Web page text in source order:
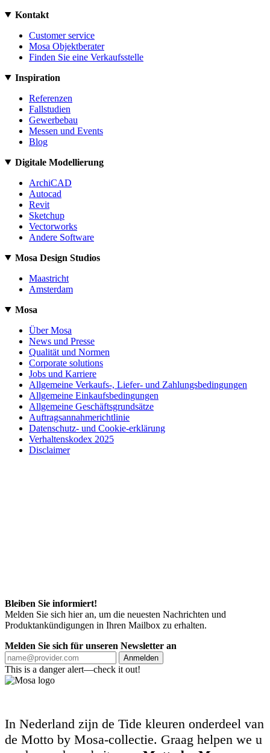
Kontakt
Customer service
Mosa Objektberater
Finden Sie eine Verkaufsstelle
Inspiration
Referenzen
Fallstudien
Gewerbebau
Messen und Events
Blog
Digitale Modellierung
ArchiCAD
Autocad
Revit
Sketchup
Vectorworks
Andere Software
Mosa Design Studios
Maastricht
Amsterdam
Mosa
Über Mosa
News und Presse
Qualität und Normen
Corporate solutions
Jobs und Karriere
Allgemeine Verkaufs-, Liefer- und Zahlungsbedingungen
Allgemeine Einkaufsbedingungen
Allgemeine Geschäftsgrundsätze
Auftragsannahmerichtlinie
Datenschutz- und Cookie-erklärung
Verhaltenskodex 2025
Disclaimer
Bleiben Sie informiert!
Melden Sie sich hier an, um die neuesten Nachrichten und
Produktankündigungen in Ihren Mailbox zu erhalten.
Melden Sie sich für unseren Newsletter an
Anmelden
This is a danger alert—check it out!
In Nederland zijn de Tide kleuren onderdeel van
de Motto by Mosa-collectie. Graag helpen we u